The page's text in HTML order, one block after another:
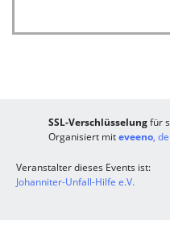
SSL-Verschlüsselungfür
Organisiert miteveeno,
Veranstalter dieses Events ist:
Johanniter-Unfall-Hilfe e.V.